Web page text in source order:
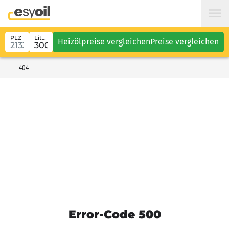
PLZ Liter Heizölpreise vergleichenPreise vergleichen
404
Error-Code 500